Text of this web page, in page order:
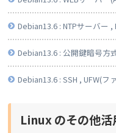
Debian13.6 : NTPサーバー
Debian13.6 : 公開鍵暗号方
Debian13.6 : SSH , UFW(フ
Linux のその他活